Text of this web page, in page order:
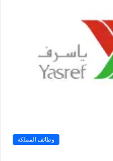
وظائف المملكة